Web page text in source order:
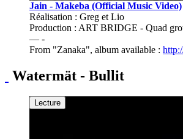
Jain - Makeba (Official Music Video)
Réalisation : Greg et Lio
Production : ART BRIDGE - Quad
— -
From "Zanaka", album available :
Watermät - Bullit
Lecture